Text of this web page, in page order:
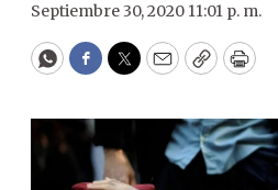
Septiembre 30, 2020 11:01 p. m.
WhatsApp
Facebook
Twitter
EmailCopyPrint